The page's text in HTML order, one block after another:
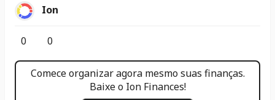
Ion
0 0
Comece organizar agora mesmo suas finanças.
Baixe o Ion Finances!